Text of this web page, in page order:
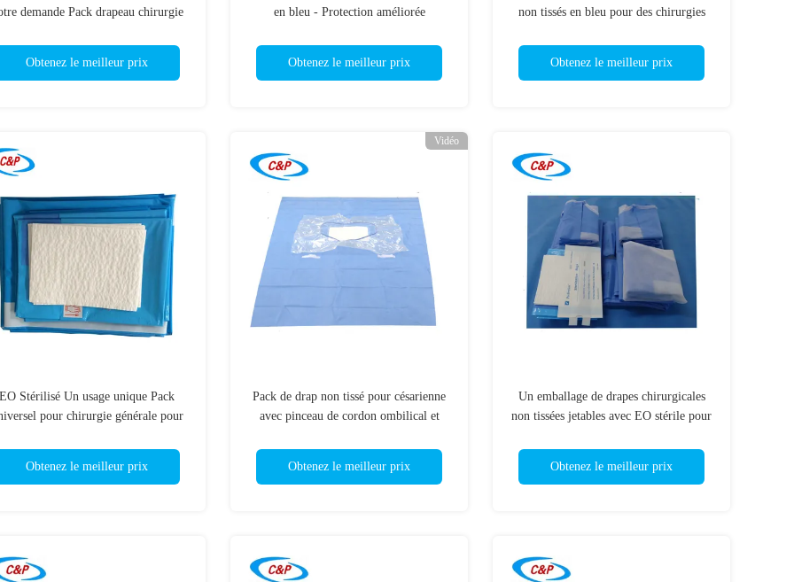
demande Pack drapeau chirurgie
Obtenez le meilleur prix
en bleu - Protection améliorée
Obtenez le meilleur prix
non tissés en bleu pour des chirurgies
Obtenez le meilleur prix
EO Stérilisé Un usage unique Pack
pour chirurgie générale pour
Obtenez le meilleur prix
Vidéo
Pack de drap non tissé pour césarienne
avec pinceau de cordon ombilical et
Obtenez le meilleur prix
Un emballage de drapes chirurgicales
non tissées jetables avec EO stérile pour
Obtenez le meilleur prix